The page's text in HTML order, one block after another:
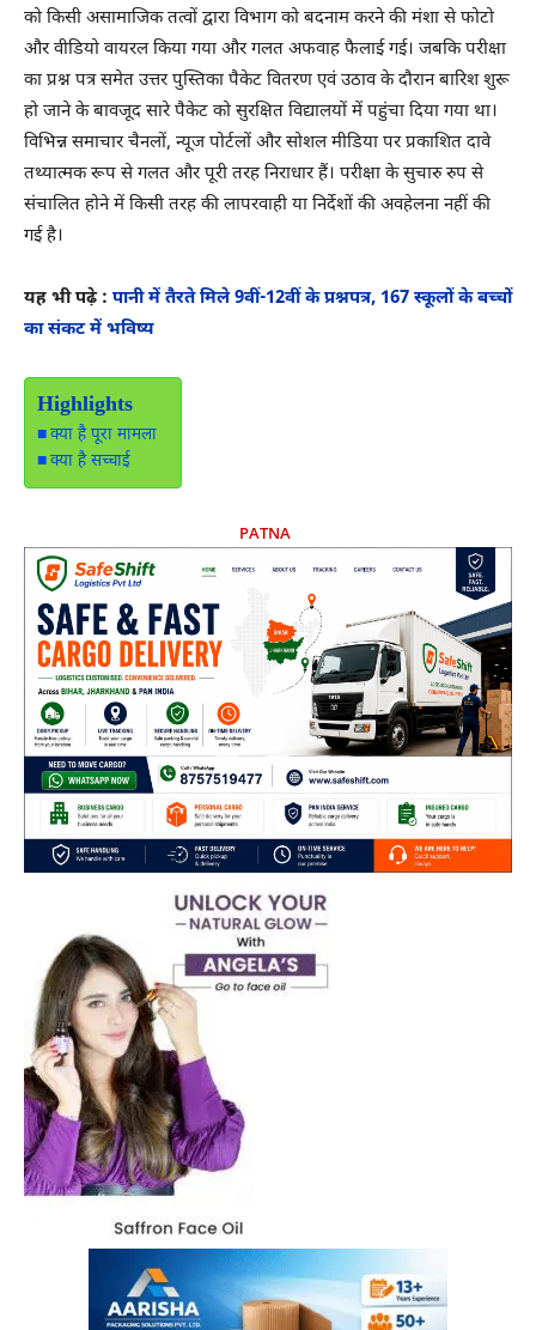
को किसी असामाजिक तत्वों द्वारा विभाग को बदनाम करने की मंशा से फोटो
और वीडियो वायरल किया गया और गलत अफवाह फैलाई गई। जबकि परीक्षा
का प्रश्न पत्र समेत उत्तर पुस्तिका पैकेट वितरण एवं उठाव के दौरान बारिश शुरू
हो जाने के बावजूद सारे पैकेट को सुरक्षित विद्यालयों में पहुंचा दिया गया था।
विभिन्न समाचार चैनलों, न्यूज पोर्टलों और सोशल मीडिया पर प्रकाशित दावे
तथ्यात्मक रूप से गलत और पूरी तरह निराधार हैं। परीक्षा के सुचारु रुप से
संचालित होने में किसी तरह की लापरवाही या निर्देशों की अवहेलना नहीं की
गई है।
यह भी पढ़े : पानी में तैरते मिले 9वीं-12वीं के प्रश्नपत्र, 167 स्कूलों के बच्चों
का संकट में भविष्य
Highlights
क्या है पूरा मामला
क्या है सच्चाई
PATNA